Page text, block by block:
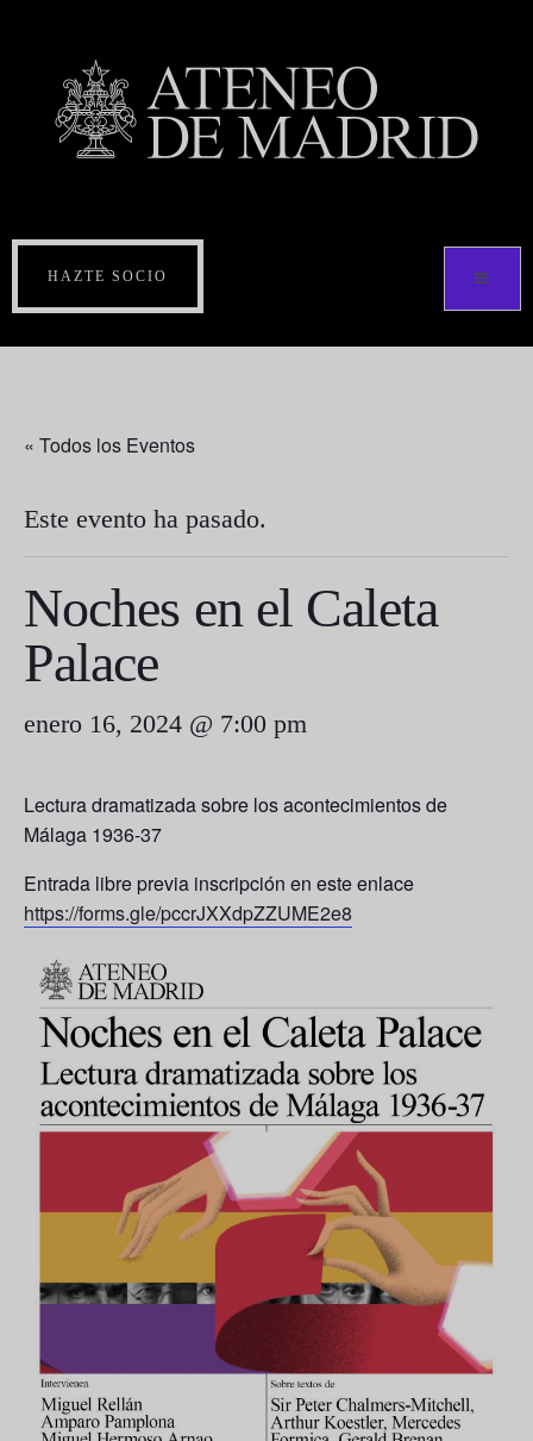
HAZTE SOCIO
« Todos los Eventos
Este evento ha pasado.
Noches en el Caleta
Palace
enero 16, 2024 @ 7:00 pm
Lectura dramatizada sobre los acontecimientos de
Málaga 1936-37
Entrada libre previa inscripción en este enlace
https://forms.gle/pccrJXXdpZZUME2e8